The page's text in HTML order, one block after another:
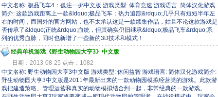
中文名称: 极品飞车4：孤注一掷中文版 游戏类型: 体育竞速 游戏语言: 简体汉化游戏
简介: 这款游戏距离上一款&ldquo;极品飞车：热力追踪&rdquo;几乎只有短短半年左
右的时间，而国外的官方网站，也不太承认这是一款续集作品，姑且不论这款游戏是
否传承了&ldquo;正统&rdquo;血统，但其确实仍旧继承&ldquo;极品飞车&rdquo;系
列的优秀血脉，同时也新增了一些新的3D技术和模式！
经典单机游戏《野生动物园大亨3》中文版
日期：2013-08-25 点击：1082
中文名称: 野生动物园大亨3中文版 游戏类型: 休闲益智 游戏语言: 简体汉化游戏简介:
野生动物园大亨3中文版是2011年最新出来的一款动物园模拟经营类的游戏。此款游
戏把建造策略、管理运营和真实的动物模拟结合到一起，非常经典的一款游戏。